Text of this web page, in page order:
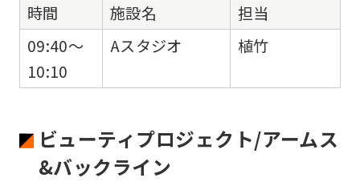
時間
09:40～
10:10
施設名
Aスタジオ
担当
植竹
ビューティプロジェクト/アームス
&バックライン